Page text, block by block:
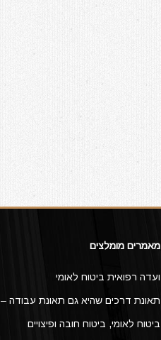
מאמרים מומלצים
ועדה רפואית ביטוח לאומי
תאונת דרכים שהיא גם תאונת עבודה –
ביטוח לאומי, ביטוח חובה ופיצויים